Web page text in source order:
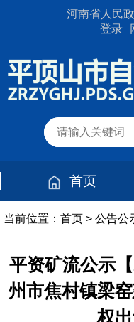
河南省人民
登录
首页
当前位置： 首页 > 公告公
平资矿流公示
州市焦村镇梁
权